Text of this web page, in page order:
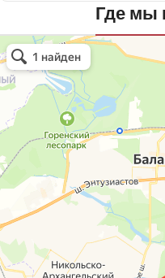
Где мы
Планета кровли
Кровля и кровельные материалы в
Окна в Балашихе